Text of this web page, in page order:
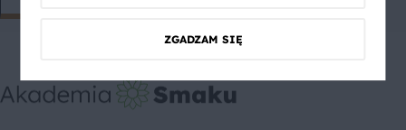
ZGADZAM SIĘ